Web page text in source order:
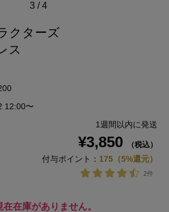
3 /4
クターズ
ス
12:00〜
1週間以内に発送
¥3,850 （税込）
付与ポイント： 175（5%還元）
2件
在庫がありません。